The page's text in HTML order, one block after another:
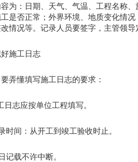
为： 日期、天气、气温、工程名称
是否正常；外界环境、地质变化情
情况等。记录人员要签字，主管领导
施工日志
弄懂填写施工日志的要求：
日志应按单位工程填写。
时间：从开工到竣工验收时止。
记载不许中断。